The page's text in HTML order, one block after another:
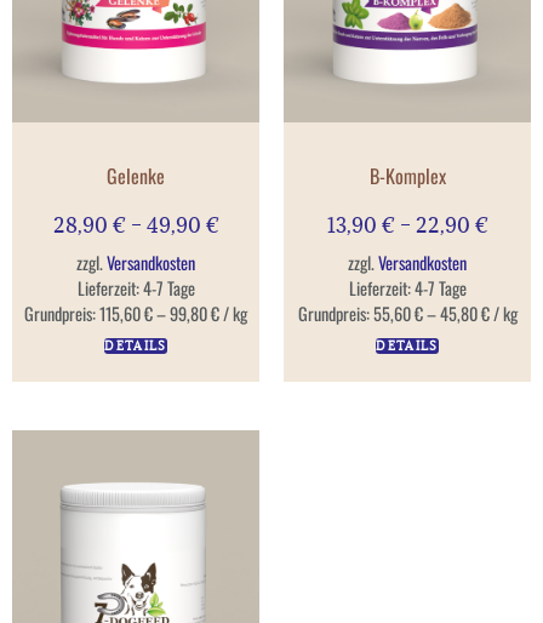
Gelenke
28,90 €– 49,90 €
zzgl.Versandkosten
Lieferzeit:4-7 Tage
Grundpreis:115,60€–99,80€/kg
DETAILS
B-Komplex
13,90 €– 22,90 €
zzgl.Versandkosten
Lieferzeit:4-7 Tage
Grundpreis:55,60€–45,80€/kg
DETAILS